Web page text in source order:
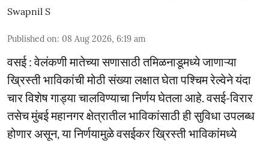
Swapnil S
Published on: 08 Aug 2026, 6:19 am
वसई : वेलंकणी मातेच्या सणासाठी तमिळनाडूमध्ये जाणाऱ्या
ख्रिस्ती भाविकांची मोठी संख्या लक्षात घेता पश्चिम रेल्वेने यंदा
चार विशेष गाड्या चालविण्याचा निर्णय घेतला आहे. वसई-विरार
तसेच मुंबई महानगर क्षेत्रातील भाविकांसाठी ही सुविधा उपलब्ध
होणार असून, या निर्णयामुळे वसईकर ख्रिस्ती भाविकांमध्ये